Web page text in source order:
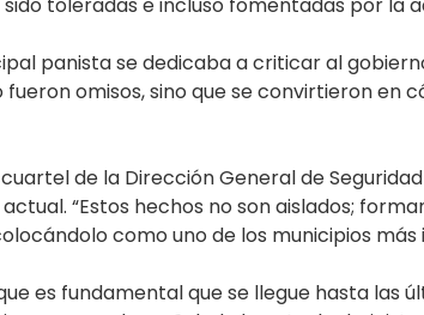
toleradas e incluso fomentadas por la
panista se dedicaba a criticar al
fueron omisos, sino que se convirtieron
de la Dirección General de
“Estos hechos no son aislados;
como uno de los municipios más
es fundamental que se llegue hasta las